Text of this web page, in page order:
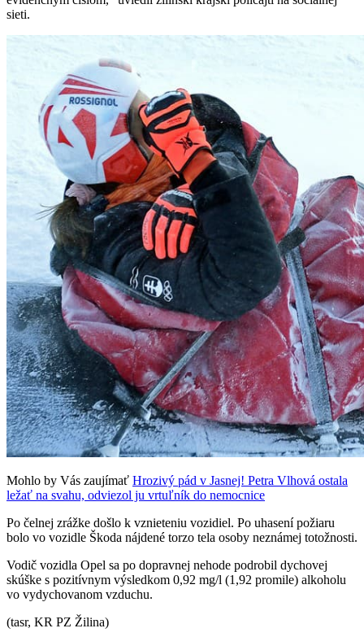
sieti.
Mohlo by Vás zaujímať Hrozivý pád v Jasnej! Petra Vlhová ostala
ležať na svahu, odviezol ju vrtuľník do nemocnice
Po čelnej zrážke došlo k vznieteniu vozidiel. Po uhasení požiaru
bolo vo vozidle Škoda nájdené torzo tela osoby neznámej totožnosti.
Vodič vozidla Opel sa po dopravnej nehode podrobil dychovej
skúške s pozitívnym výsledkom 0,92 mg/l (1,92 promile) alkoholu
vo vydychovanom vzduchu.
(tasr, KR PZ Žilina)